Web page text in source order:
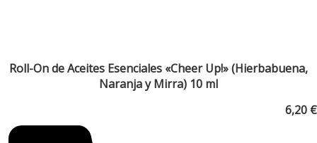
Roll-On de Aceites Esenciales «Cheer Up!» (Hierbabuena,
Naranja y Mirra) 10 ml
6,20 €